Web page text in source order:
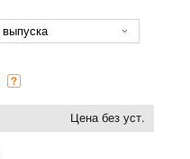
Цена без уст.